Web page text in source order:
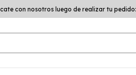
con nosotros luego de realizar tu